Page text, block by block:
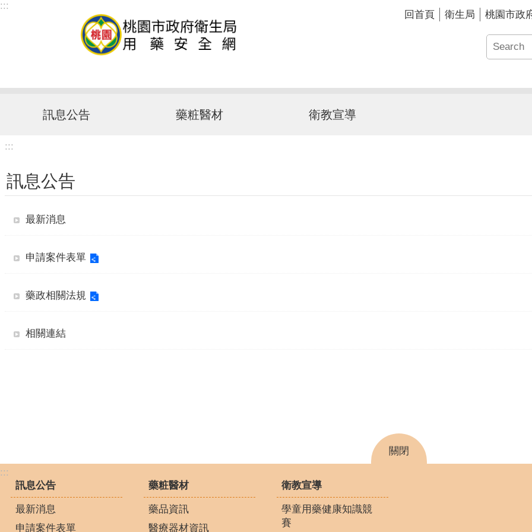
跳到主要內容區塊
:::
回首頁 衛生局 桃園市政
訊息公告 藥粧醫材 衛教宣導
:::
訊息公告
最新消息
申請案件表單
藥政相關法規
相關連結
關閉
:::
訊息公告
最新消息
申請案件表單
藥粧醫材
藥品資訊
醫療器材資訊
衛教宣導
學童用藥健康知識競
賽